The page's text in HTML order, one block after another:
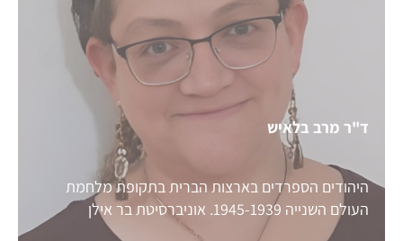
ד"ר מרב בלאיש
היהודים הספרדים בארצות הברית בתקופת מלחמת
העולם השנייה 1945-1939. אוניברסיטת בר אילן